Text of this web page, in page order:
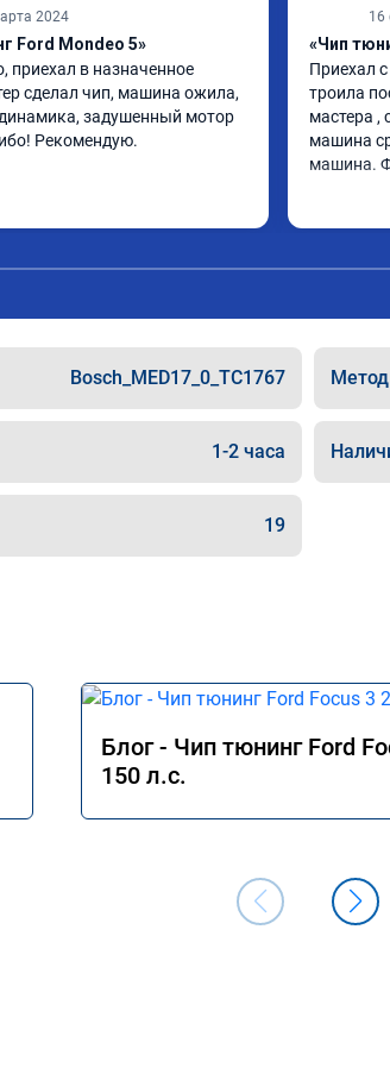
2024
Ford Mondeo 5»
приехал в назначенное
сделал чип, машина ожила,
задушенный мотор
Рекомендую.
16
«Чип
Приехал
троила
мастера ,
машина
машина.
Bosch_MED17_0_TC1767
1-2 часа
19
Блог - Чип тюнинг Ford
150 л.с.